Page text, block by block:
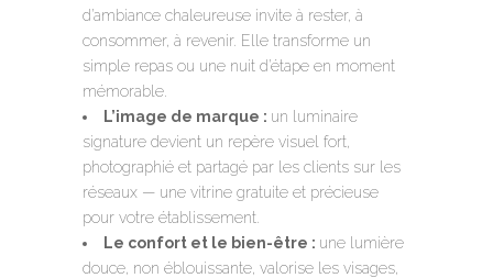
d’ambiance chaleureuse invite à rester, à
consommer, à revenir. Elle transforme un
simple repas ou une nuit d’étape en moment
mémorable.
L’image de marque : un luminaire
signature devient un repère visuel fort,
photographié et partagé par les clients sur les
réseaux — une vitrine gratuite et précieuse
pour votre établissement.
Le confort et le bien-être : une lumière
douce, non éblouissante, valorise les visages,